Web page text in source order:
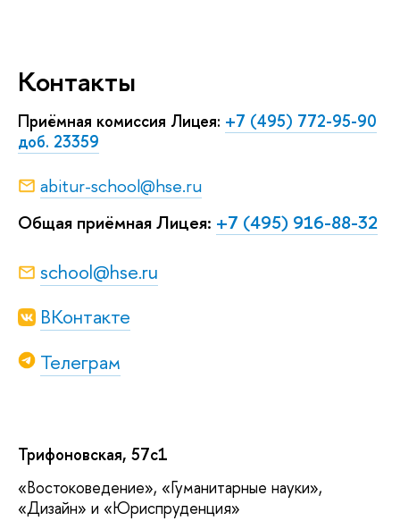
Контакты
Приёмная комиссия Лицея: +7 (495) 772-95-90
доб. 23359
abitur-school@hse.ru
Общая приёмная Лицея: +7 (495) 916-88-32
school@hse.ru
ВКонтакте
Телеграм
Трифоновская, 57с1
«Востоковедение», «Гуманитарные науки»,
«Дизайн» и «Юриспруденция»